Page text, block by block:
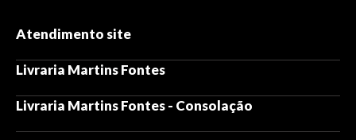
Atendimento site
Livraria Martins Fontes
Livraria Martins Fontes - Consolação